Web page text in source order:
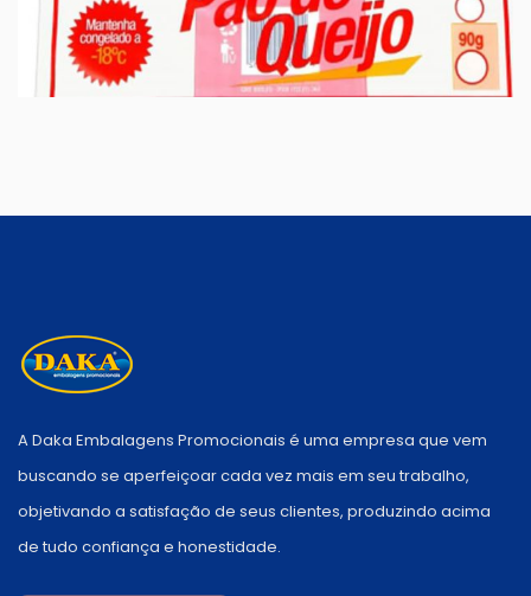
A Daka Embalagens Promocionais é uma empresa que vem
buscando se aperfeiçoar cada vez mais em seu trabalho,
objetivando a satisfação de seus clientes, produzindo acima
de tudo confiança e honestidade.